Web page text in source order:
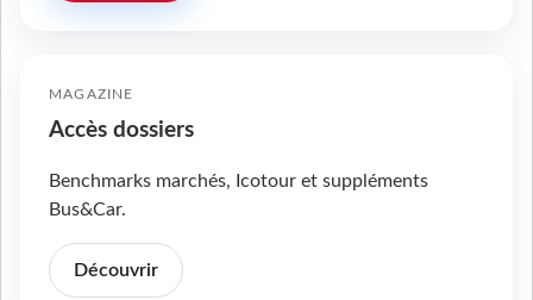
MAGAZINE
Accès dossiers
Benchmarks marchés, Icotour et suppléments
Bus&Car.
Découvrir